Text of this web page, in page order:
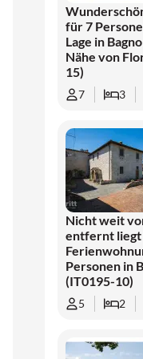
kann man von den
erreichen, wo
an jeder
Fiesole, 13 km
Wanderwege im
empfohlen. Die
erreichbar, mit
in Chianti und
anderem. Weiter
Prato, Vinci,
schöne San
eigenen
Eine ideale Basis
für 7
Lage in
Nähe von
15)
7 3
Nicht weit
entfernt liegt
Personen in
(IT0195-10)
5 2